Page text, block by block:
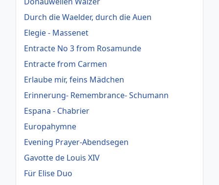
Durch die Waelder, durch die Auen
Elegie - Massenet
Entracte No 3 from Rosamunde
Entracte from Carmen
Erlaube mir, feins Mädchen
Erinnerung- Remembrance- Schumann
Espana - Chabrier
Europahymne
Evening Prayer-Abendsegen
Gavotte de Louis XIV
Für Elise Duo